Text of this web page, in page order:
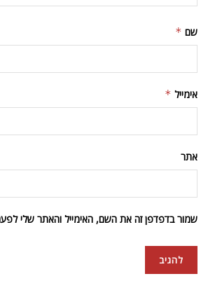
שם *
אימייל *
אתר
שמור בדפדפן זה את השם, האימייל והאתר שלי